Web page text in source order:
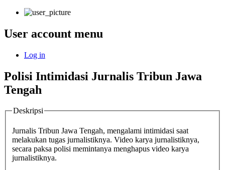
User account menu
Log in
Polisi Intimidasi Jurnalis Tribun Jawa
Tengah
Deskripsi
Jurnalis Tribun Jawa Tengah, mengalami intimidasi saat
melakukan tugas jurnalistiknya. Video karya jurnalistiknya,
secara paksa polisi memintanya menghapus video karya
jurnalistiknya.